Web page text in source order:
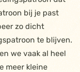
bij je past
zo dicht
te blijven.
we vaak al heel
meer kleine